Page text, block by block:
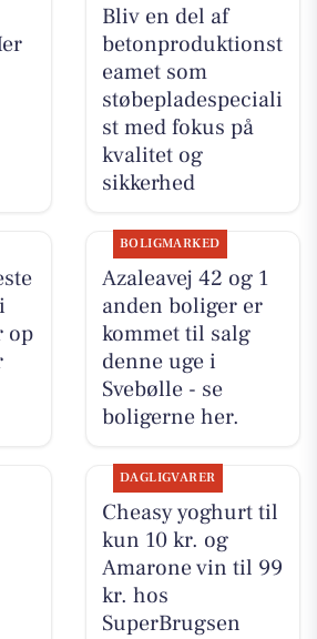
Bliv en del af
betonproduktionst
eamet som
støbepladespeciali
st med fokus på
kvalitet og
sikkerhed
op
BOLIGMARKED
Azaleavej 42 og 1
anden boliger er
kommet til salg
denne uge i
Svebølle - se
boligerne her.
DAGLIGVARER
Cheasy yoghurt til
kun 10 kr. og
Amarone vin til 99
kr. hos
SuperBrugsen